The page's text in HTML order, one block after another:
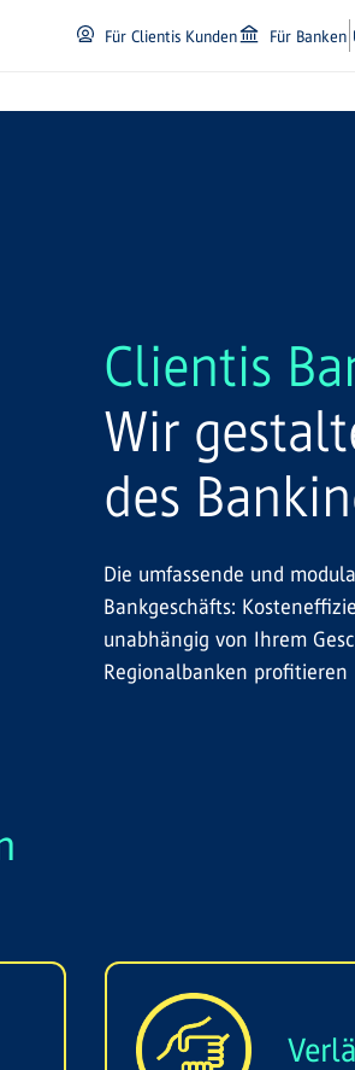
Für Clientis Kunden Für Banken
Clientis
Wir
des
Die umfassende und
Bankgeschäfts:
unabhängig von Ihrem
Regionalbanken profitieren